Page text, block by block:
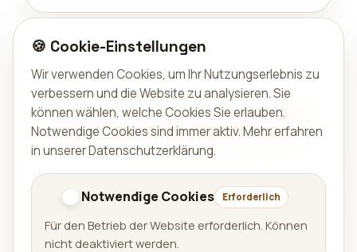
Interesse?
Schick uns eine kurze Vorstellung und einen Link zu
deinem Portfolio oder LinkedIn.
Per E-Mail bewerben
Zurück zu Karriere
🍪 Cookie-Einstellungen
Wir verwenden Cookies, um Ihr Nutzungserlebnis zu
verbessern und die Website zu analysieren. Sie
können wählen, welche Cookies Sie erlauben.
Notwendige Cookies sind immer aktiv.Mehr erfahren
in unserer Datenschutzerklärung.
Notwendige Cookies Erforderlich
Für den Betrieb der Website erforderlich. Können
nicht deaktiviert werden.